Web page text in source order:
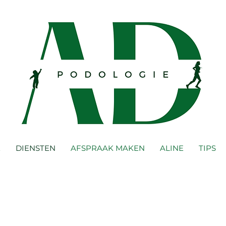
DIENSTEN AFSPRAAK MAKEN ALINE TIPS